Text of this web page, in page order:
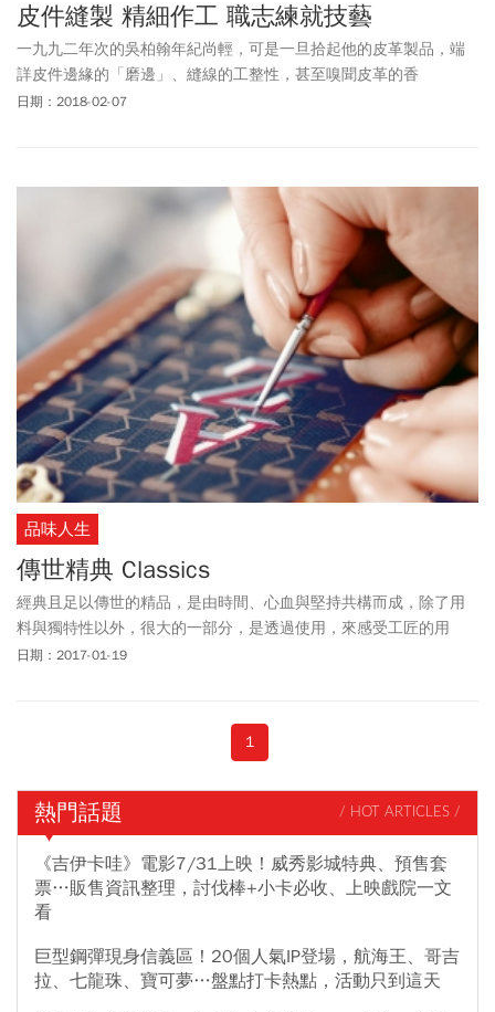
皮件縫製 精細作工 職志練就技藝
一九九二年次的吳柏翰年紀尚輕，可是一旦拾起他的皮革製品，端
詳皮件邊緣的「磨邊」、縫線的工整性，甚至嗅聞皮革的香
氣……，論精細度、穩定度，水準甚至在日本知名手工品牌之上。
日期：2018-02-07
品味人生
傳世精典 Classics
經典且足以傳世的精品，是由時間、心血與堅持共構而成，除了用
料與獨特性以外，很大的一部分，是透過使用，來感受工匠的用
心，以及追逐永恆的執著，再透過漆器、皮件、珍珠甚至於瓷器，
日期：2017-01-19
1
熱門話題 / HOT ARTICLES /
《吉伊卡哇》電影7/31上映！威秀影城特典、預售套
票…販售資訊整理，討伐棒+小卡必收、上映戲院一文
看
巨型鋼彈現身信義區！20個人氣IP登場，航海王、哥吉
拉、七龍珠、寶可夢…盤點打卡熱點，活動只到這天